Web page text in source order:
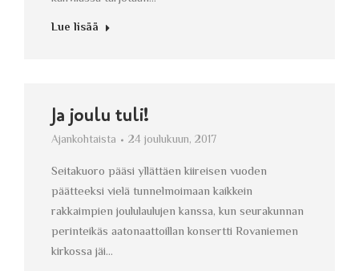
Lue lisää
Ja joulu tuli!
Ajankohtaista 24 joulukuun, 2017
Seitakuoro pääsi yllättäen kiireisen vuoden
päätteeksi vielä tunnelmoimaan kaikkein
rakkaimpien joululaulujen kanssa, kun seurakunnan
perinteikäs aatonaattoillan konsertti Rovaniemen
kirkossa jäi…